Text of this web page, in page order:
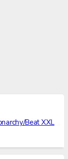
Beat XXL